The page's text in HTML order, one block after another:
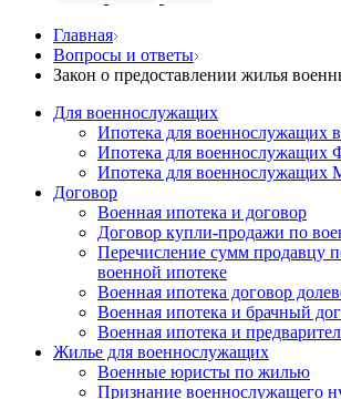
Главная
Вопросы и ответы
Закон о предоставлении жилья
Для военнослужащих
Ипотека для военнослужащих в
Ипотека для военнослужащих
Ипотека для военнослужащих
Договор
Военная ипотека и договор
Договор купли-продажи по
Перечисление сумм продавцу
военной ипотеке
Военная ипотека договор
Военная ипотека и брачный
Военная ипотека и
Жилье для военнослужащих
Военные юристы по жилью
Признание военнослужащего